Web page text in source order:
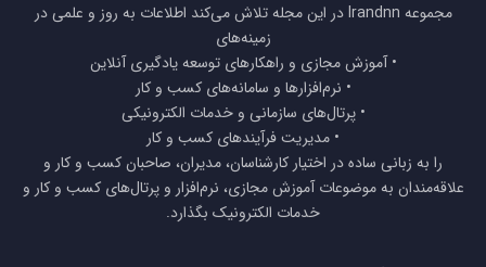
مجموعه Irandnn در این مجله تلاش می‌کند اطلاعات به روز و علمی در
زمینه‌های
• آموزش مجازی و راهکارهای توسعه یادگیری آنلاین
• نرم‌افزارها و سامانه‌های کسب و کار
• پرتال‌های سازمانی و خدمات الکترونیکی
• مدیریت فرآیندهای کسب و کار
را به زبانی ساده در اختیار کارشناسان، مدیران، صاحبان کسب و کار و
علاقه‌مندان به موضوعات آموزش مجازی، نرم‌افزار و پرتال‌های کسب و کار و
خدمات الکترونیک بگذارد.